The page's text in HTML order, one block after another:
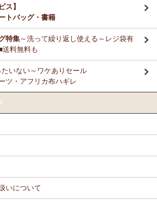
新作登場！『ニッポンの技×アフリカの色』
セール！
ンガ・アート【会員様シークレットセール】
ンガ・アート～ロングサイズ（縦長・横長）
ンガ・アート～マサイの作品新入荷！
イド
ンガ・アート～Sサイズの作品 新入荷！作家
リーでご紹介します
ゲ フレアスリーブ ロングワンピースへ
璧です！ずっと作って欲しいです。よろしくお
ゲ リバーシブルB4トートバッグへのご
い。
ゲ へのご感想
柄ばかりであれもこれも欲しかったのですが、
。
を思わせるようなものもあったりして、毎回購入
入っております。
ス】
トバッグ・書籍
特集～洗って繰り返し使える～レジ袋有
料無料も
たいない～ワケありセール
ツ・アフリカ布ハギレ
いについて